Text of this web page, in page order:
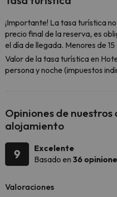
¡Importante! La tasa turística
precio final de la reserva, es
el día de llegada. Menores de
Valor de la tasa turística en
persona y noche (impuestos
Opiniones de nuestros
alojamiento
9
Excelente
Basado en 36